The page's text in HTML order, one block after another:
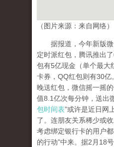
（图片来源：来自网络）
据报道，今年新版微
定时派红包，腾讯推出
包有5亿现金（单个最大
卡券，QQ红包则有30
晚送红包，微信摇一摇
值8.1亿次每分钟，送出
包时间表”或许是近日网
了。连朋友关系稀少或
考虑绑定银行卡的用户
的行动”中来。据2月18